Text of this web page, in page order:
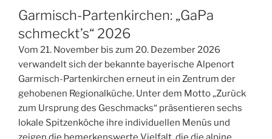
Garmisch-Partenkirchen: „GaPa
schmeckt’s“ 2026
Vom 21. November bis zum 20. Dezember 2026
verwandelt sich der bekannte bayerische Alpenort
Garmisch-Partenkirchen erneut in ein Zentrum der
gehobenen Regionalküche. Unter dem Motto „Zurück
zum Ursprung des Geschmacks“ präsentieren sechs
lokale Spitzenköche ihre individuellen Menüs und